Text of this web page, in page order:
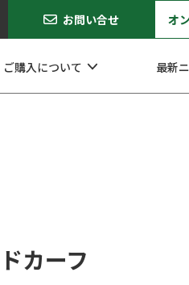
お問い合せ オ
ご購入について 最新
カーフ